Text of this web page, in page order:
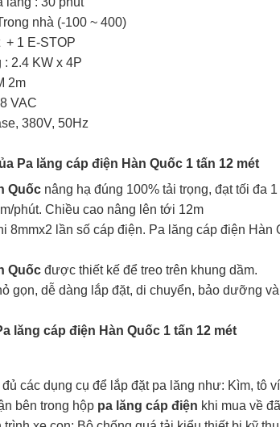
nhà (-100 ~ 400)
+ 1 E-STOP
: 2.4 KW x 4P
2m
VAC
380V, 50Hz
Pa lăng cáp điện Hàn Quốc 1 tấn 12 mét
Quốc nâng hạ đúng 100% tải trọng, đạt tối đa
phút. Chiều cao nâng lên tới 12m
8mmx2 lần số cáp điện. Pa lăng cáp điện
Quốc được thiết kế để treo trên khung dầm.
gọn, dễ dàng lắp đặt, di chuyển, bảo dưỡng
lăng cáp điện Hàn Quốc 1 tấn 12 mét
các dụng cụ để lắp đặt pa lăng như: Kìm, tô
bên trong hộp pa lăng cáp điện khi mua về